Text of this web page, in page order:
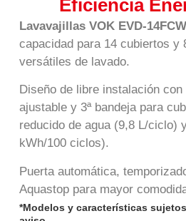
Eficiencia
Lavavajillas VOK EVD-
capacidad para 14 cubiertos y
versátiles de lavado.
Diseño de libre instalación
ajustable y 3ª bandeja para
reducido de agua (9,8 L/ciclo)
kWh/100 ciclos).
Puerta automática,
Aquastop para mayor
*Modelos y características